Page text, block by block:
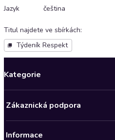
Jazyk
čeština
Titul najdete ve sbírkách:
Týdeník Respekt
Kategorie
Bestsellery měsíce
Zákaznická podpora
Informace